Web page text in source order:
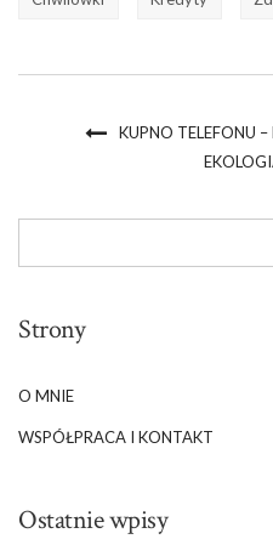
KUPNO TELEFONU
Strony
O MNIE
WSPÓŁPRACA I KONTAKT
Ostatnie wpisy